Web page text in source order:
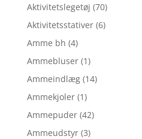
Aktivitetslegetøj (70)
Aktivitetsstativer (6)
Amme bh (4)
Ammebluser (1)
Ammeindlæg (14)
Ammekjoler (1)
Ammepuder (42)
Ammeudstyr (3)